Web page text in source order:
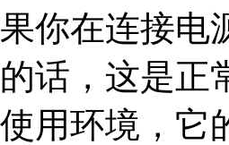
果你在连接电
的话，这是正
使用环境，它